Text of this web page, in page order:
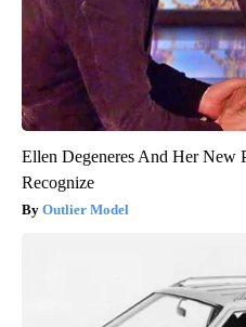
Ellen Degeneres And Her New
Recognize
Outlier Model